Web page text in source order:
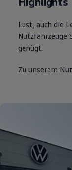
Lust, auch die
Nutzfahrzeuge
genügt.
Zu unserem